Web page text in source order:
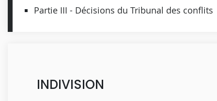
Partie III - Décisions du Tribunal des conflits
INDIVISION